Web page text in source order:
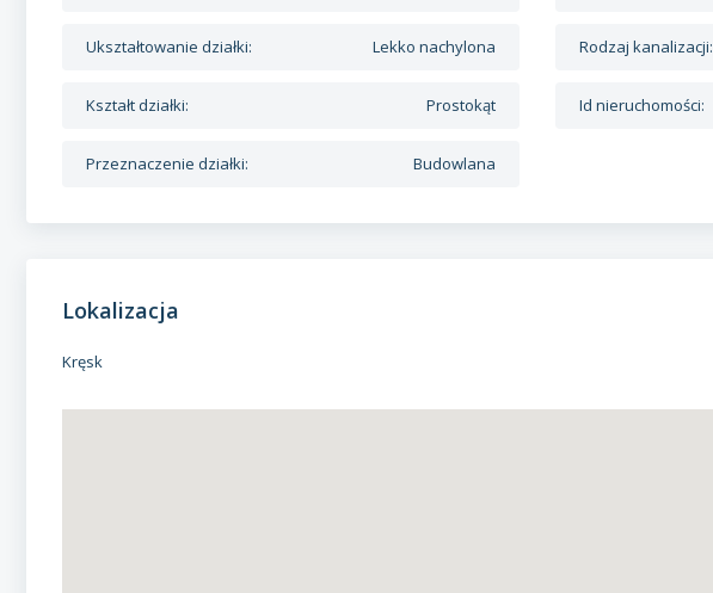
Ukształtowanie działki: Lekko nachylona
Kształt działki: Prostokąt
Przeznaczenie działki: Budowlana
Rodzaj kanalizacji:
Id nieruchomości:
Lokalizacja
Kręsk